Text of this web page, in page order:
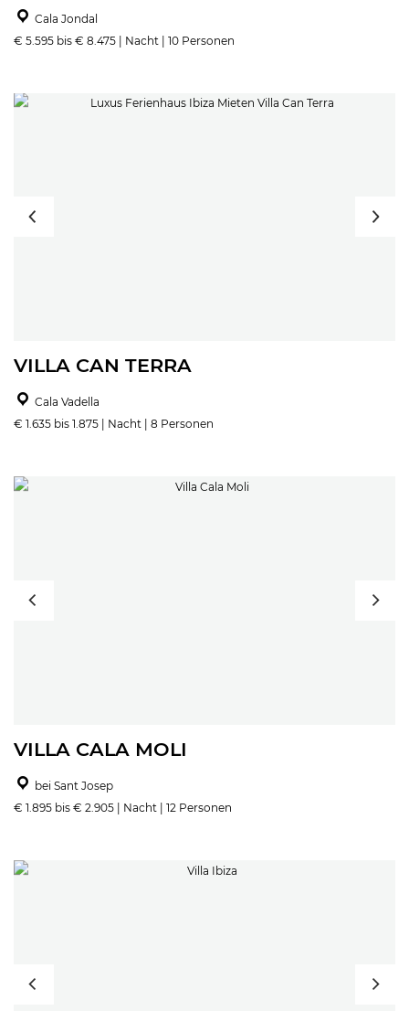
Cala Jondal
€ 5.595 bis € 8.475 | Nacht | 10 Personen
VILLA CAN TERRA
Cala Vadella
€ 1.635 bis 1.875 | Nacht | 8 Personen
VILLA CALA MOLI
bei Sant Josep
€ 1.895 bis € 2.905 | Nacht | 12 Personen